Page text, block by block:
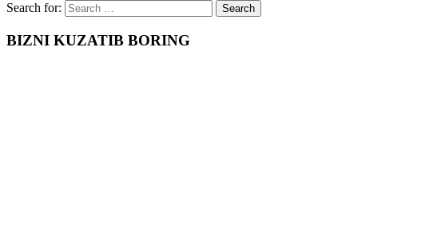
Search for:
BIZNI KUZATIB BORING